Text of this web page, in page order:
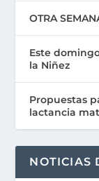
OTRA
Este
la Niñez
Propuestas
lactancia
NOTICIAS